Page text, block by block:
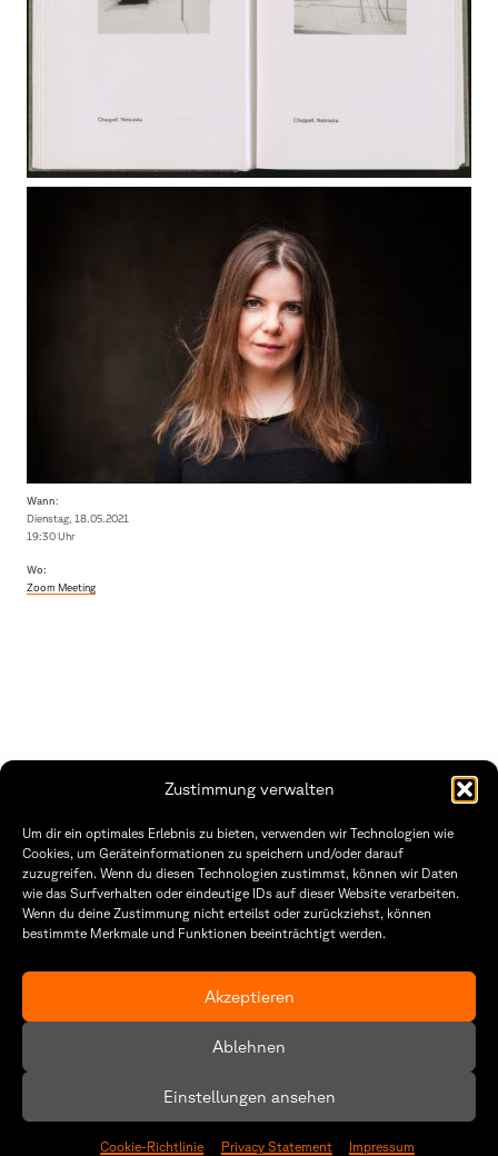
Zustimmung verwalten
Um dir ein optimales Erlebnis zu bieten, verwenden wir Technologien wie
Cookies, um Geräteinformationen zu speichern und/oder darauf
zuzugreifen. Wenn du diesen Technologien zustimmst, können wir Daten
wie das Surfverhalten oder eindeutige IDs auf dieser Website verarbeiten.
Wenn du deine Zustimmung nicht erteilst oder zurückziehst, können
bestimmte Merkmale und Funktionen beeinträchtigt werden.
Akzeptieren
Ablehnen
Einstellungen ansehen
Cookie-Richtlinie Privacy Statement Impressum
Wann:
Dienstag, 18.05.2021
19:30 Uhr
Wo:
Zoom Meeting
THWS | Fakultät Gestaltung Würzburg
Technische Hochschule
Würzburg-Schweinfurt
Sanderheinrichsleitenweg 20
tel: +49 931 35 11 93 02
Öffnungszeiten Dekanat
Montag – Freitag
8:30 – 12:00
8:30 – 15:30
Datenschutzerklärung